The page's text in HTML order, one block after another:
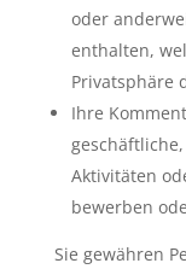
oder
enthalten,
Privatsphäre
Ihre
Aktivitäten
bewerben
Sie gewähren